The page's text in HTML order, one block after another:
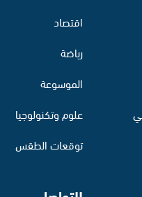
اقتصاد
رياضة
الموسوعة
علوم وتكنولوجيا
توقعات الطقس